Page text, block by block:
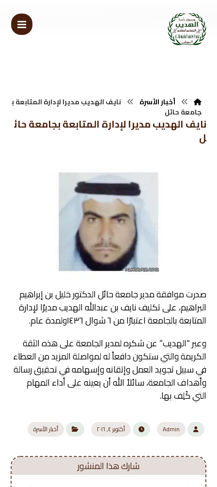
أخبار الأسرة
نايف الهديب مديرا لإدارة المتابعة ب
جامعة حائل
نايف الهديب مديرا لإدارة المتابعة بجامعة حائ
ل
صدرت موافقة مدير جامعة حائل الدكتور خليل بن إبراهيم
البراهيم، على تكليف نايف بن عبدالله الهديب مديرًا لإدارة
المتابعة بالجامعة اعتبارًا من ٦ شوال ١٤٣٦ولمدة عام.
وعبر “الهديب” عن شكره لمدير الجامعة على هذه الثقة
الكريمة والتي ستكون دافعاً له لمواصلة المزيد من العطاء
في سبيل تجويد العمل وإتقانه وإسهامه في تحقيق رسالة
وأهداف الجامعة، سائلاً الله أن يعينه على أداء المهام
التي كُلِف بها.
Admin أكتوبر ٤, ٢٠١٦ أخبار الأسرة